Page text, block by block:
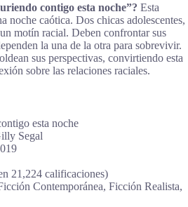
contigo esta noche”? Esta
noche caótica. Dos chicas adolescentes,
motín racial. Deben confrontar sus
la una de la otra para sobrevivir.
sus perspectivas, convirtiendo esta
sobre las relaciones raciales.
esta noche
Segal
21,224 calificaciones)
Contemporánea, Ficción Realista,